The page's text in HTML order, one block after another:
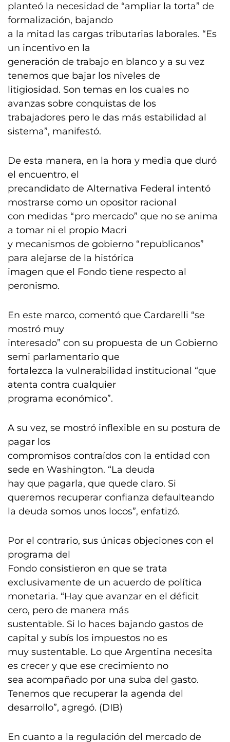
planteó la necesidad de “ampliar la torta” de
formalización, bajando
a la mitad las cargas tributarias laborales. “Es
un incentivo en la
generación de trabajo en blanco y a su vez
tenemos que bajar los niveles de
litigiosidad. Son temas en los cuales no
avanzas sobre conquistas de los
trabajadores pero le das más estabilidad al
sistema”, manifestó.
De esta manera, en la hora y media que duró
el encuentro, el
precandidato de Alternativa Federal intentó
mostrarse como un opositor racional
con medidas “pro mercado” que no se anima
a tomar ni el propio Macri
y mecanismos de gobierno “republicanos”
para alejarse de la histórica
imagen que el Fondo tiene respecto al
peronismo.
En este marco, comentó que Cardarelli “se
mostró muy
interesado” con su propuesta de un Gobierno
semi parlamentario que
fortalezca la vulnerabilidad institucional “que
atenta contra cualquier
programa económico”.
A su vez, se mostró inflexible en su postura de
pagar los
compromisos contraídos con la entidad con
sede en Washington. “La deuda
hay que pagarla, que quede claro. Si
queremos recuperar confianza defaulteando
la deuda somos unos locos”, enfatizó.
Por el contrario, sus únicas objeciones con el
programa del
Fondo consistieron en que se trata
exclusivamente de un acuerdo de política
monetaria. “Hay que avanzar en el déficit
cero, pero de manera más
sustentable. Si lo haces bajando gastos de
capital y subís los impuestos no es
muy sustentable. Lo que Argentina necesita
es crecer y que ese crecimiento no
sea acompañado por una suba del gasto.
Tenemos que recuperar la agenda del
desarrollo”, agregó. (DIB)
En cuanto a la regulación del mercado de